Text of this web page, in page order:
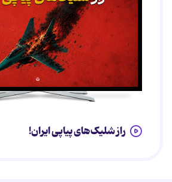
راز شلیک‌های پیاپی ایران!